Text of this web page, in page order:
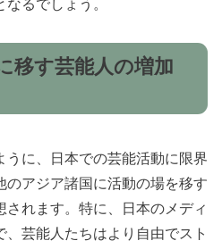
るでしょう。
移す芸能人の増加
うに、日本での芸能活動に限界
のアジア諸国に活動の場を移す
れます。特に、日本のメディ
芸能人たちはより自由でスト